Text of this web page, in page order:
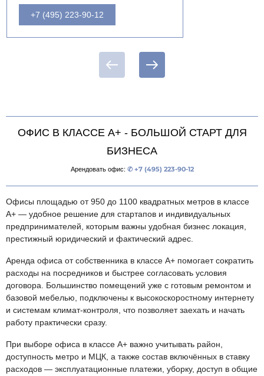
+7 (495) 223-90-12
ОФИС В КЛАССЕ А+ - БОЛЬШОЙ СТАРТ ДЛЯ
БИЗНЕСА
Арендовать офис: ✆ +7 (495) 223-90-12
Офисы площадью от 950 до 1100 квадратных метров в классе
А+ — удобное решение для стартапов и индивидуальных
предпринимателей, которым важны удобная бизнес локация,
престижный юридический и фактический адрес.​
Аренда офиса от собственника в классе А+ помогает сократить
расходы на посредников и быстрее согласовать условия
договора. Большинство помещений уже с готовым ремонтом и
базовой мебелью, подключены к высокоскоростному интернету
и системам климат-контроля, что позволяет заехать и начать
работу практически сразу.​
При выборе офиса в классе A+ важно учитывать район,
доступность метро и МЦК, а также состав включённых в ставку
расходов — эксплуатационные платежи, уборку, доступ в общие